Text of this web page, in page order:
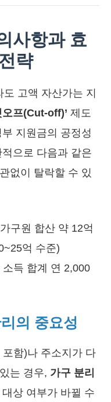
사항과 효
략
고액 자산가는 지
오프(Cut-off)’ 제도
지원금의 공정성
으로 다음과 같은
없이 탈락할 수 있
가구원 합산 약 12억
억 수준)
득 합계 연 2,000
의 중요성
함)나 주소지가 다
는 경우, 가구 분리
상 여부가 바뀔 수